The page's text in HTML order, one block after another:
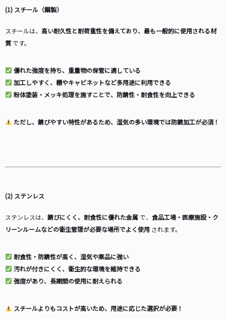
(1) スチール（鋼製）
スチールは、 高い耐久性と耐荷重性を備えており、最も一般的に使用される材
質です。
優れた強度を持ち、重量物の保管に適している
加工しやすく、棚やキャビネットなど多用途に利用できる
粉体塗装・メッキ処理を施すことで、防錆性・耐食性を向上できる
ただし、錆びやすい特性があるため、湿気の多い環境では防錆加工が必須！
(2) ステンレス
ステンレスは、 錆びにくく、耐食性に優れた金属 で、 食品工場・医療施設・ク
リーンルームなどの衛生管理が必要な場所でよく使用 されます。
耐食性・防錆性が高く、湿気や薬品に強い
汚れが付きにくく、衛生的な環境を維持できる
強度があり、長期間の使用に耐えられる
スチールよりもコストが高いため、用途に応じた選択が必要！